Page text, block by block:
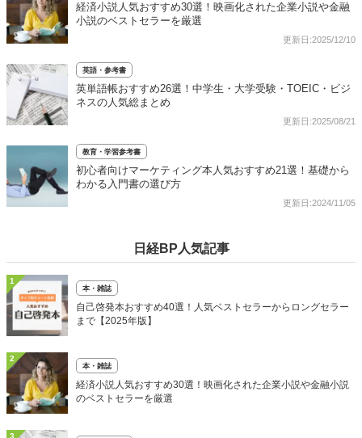
経済小説人気おすすめ30選！映画化された企業小説や金融
小説のベストセラーを厳選
更新日:2025/12/10
英語・参考書
英単語帳おすすめ26選！中学生・大学受験・TOEIC・ビジ
ネスの人気総まとめ
更新日:2025/08/21
教育・学習参考書
初心者向けマーケティング本人気おすすめ21選！基礎から
わかる入門書の選び方
更新日:2024/11/05
日経BP人気記事
1
本・雑誌
自己啓発本おすすめ40選！人気ベストセラーからロングセラー
まで【2025年版】
2
本・雑誌
経済小説人気おすすめ30選！映画化された企業小説や金融小説
のベストセラーを厳選
3